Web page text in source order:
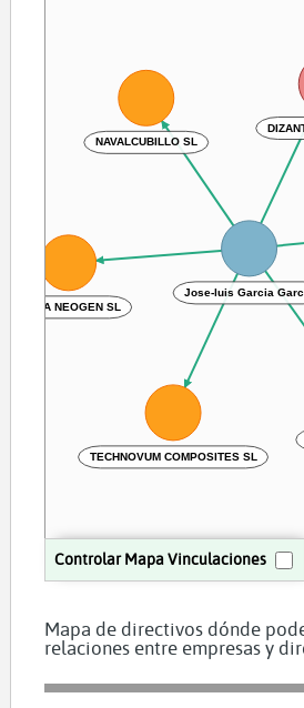
Controlar Mapa Vinculaciones
Jose-luis Garcia
NAVALCUBILLO SL
ZYMIA NEOGEN SL
TECHNOVUM COMPOSITES SL
Mapa de directivos dónde
relaciones entre empresas y